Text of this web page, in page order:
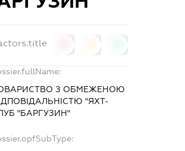
З ОБМЕЖЕНОЮ
"ЯХТ-
"БАРГУЗИН"